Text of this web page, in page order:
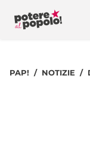
PAP! NOTIZIE